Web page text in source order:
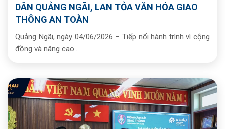
DÂN QUẢNG NGÃI, LAN TỎA VĂN HÓA GIAO
THÔNG AN TOÀN
Quảng Ngãi, ngày 04/06/2026 – Tiếp nối hành trình vì cộng
đồng và nâng cao...